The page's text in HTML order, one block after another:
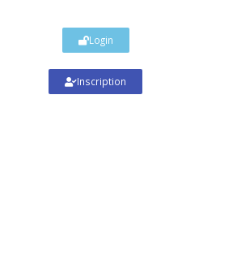
Login
Inscription